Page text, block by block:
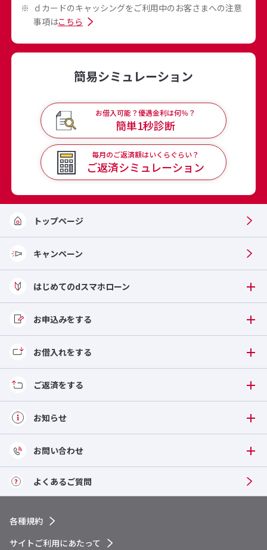
ｄカードのキャッシングをご利用中のお客さまへの注意
事項はこちら
簡易シミュレーション
お借入可能？優遇金利は何％？
簡単1秒診断
毎月のご返済額はいくらぐらい？
ご返済シミュレーション
トップページ
キャンペーン
はじめてのdスマホローン
お申込みをする
お借入れをする
ご返済をする
お知らせ
お問い合わせ
よくあるご質問
各種規約
サイトご利用にあたって